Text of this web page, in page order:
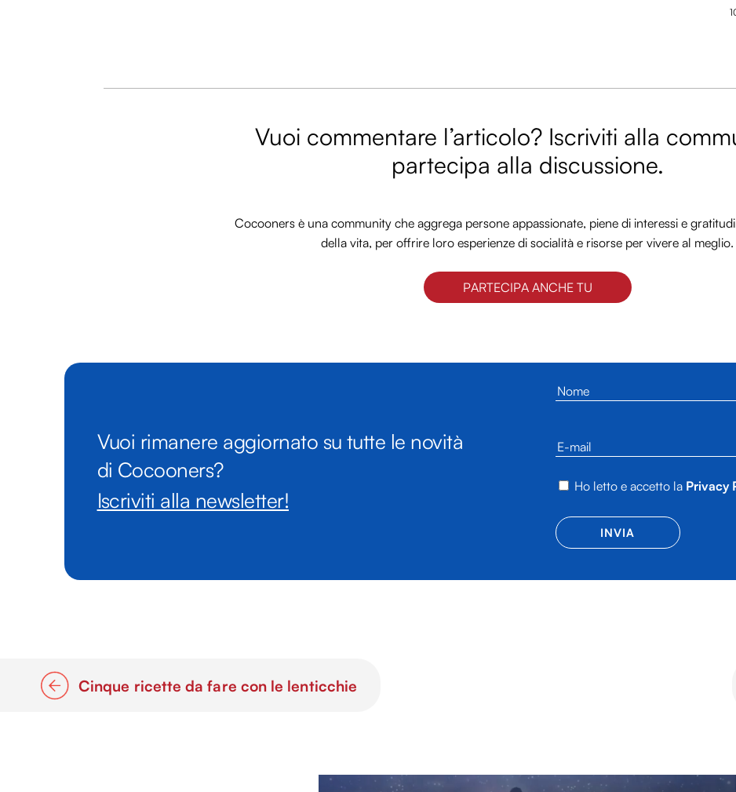
Vuoi commentare l’articolo? Iscriviti alla
partecipa alla discussione.
Cocooners è una community che aggrega persone appassionate, piene di interessi e
della vita, per offrire loro esperienze di socialità e risorse per vivere al meglio.
PARTECIPA ANCHE TU
Vuoi rimanere aggiornato su tutte le novità
di Cocooners?
Iscriviti alla newsletter!
Ho letto e accetto la Privacy
Cinque ricette da fare con le lenticchie